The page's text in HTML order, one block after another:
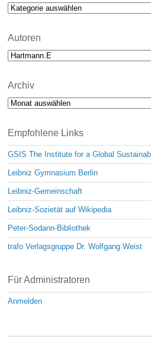
eKategorien
Autoren
Archiv
Archiv
Empfohlene Links
GSIS The Institute for a Global
Leibniz Gymnasium Berlin
Leibniz-Gemeinschaft
Leibniz-Sozietät auf Wikipedia
Peter-Sodann-Bibliothek
trafo Verlagsgruppe Dr. Wolfgang Weist
Für Administratoren
Anmelden